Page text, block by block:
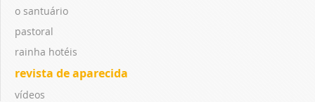
o santuário
pastoral
rainha hotéis
revista de aparecida
vídeos